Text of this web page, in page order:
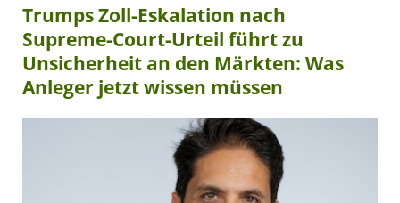
Trumps Zoll-Eskalation nach
Supreme-Court-Urteil führt zu
Unsicherheit an den Märkten: Was
Anleger jetzt wissen müssen